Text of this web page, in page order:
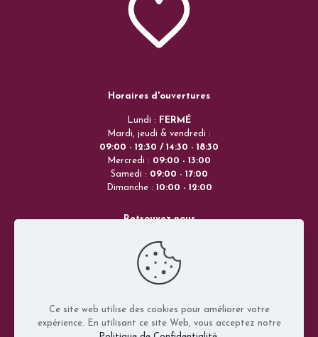
Horaires d'ouvertures
Lundi : FERMÉ
Mardi, jeudi & vendredi :
09:00 - 12:30 / 14:30 - 18:30
Mercredi : 09:00 - 13:00
Samedi : 09:00 - 17:00
Dimanche : 10:00 - 12:00
Retrouvez-nous
173 rue Mal de Lattre de Tassigny
68160 Sainte-Marie-aux-Mines
Grand-Est
FRANCE
Contactez-nous
Ce site web utilise des cookies pour améliorer votre
expérience. En utilisant ce site Web, vous acceptez notre